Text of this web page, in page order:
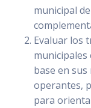
municipal
Evaluar los
municipales
base en sus
operantes,
para